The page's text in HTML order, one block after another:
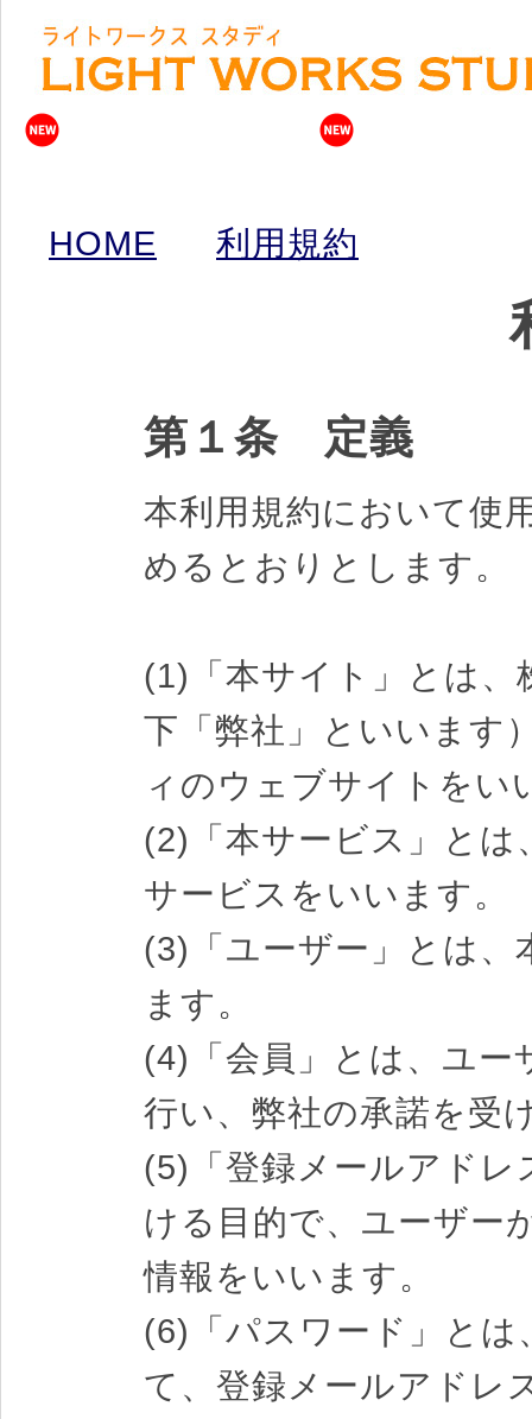
HOME 利用規約
第１条 定義
本利用規約において使
めるとおりとします。
(1)「本サイト」とは、
下「弊社」といいます
ィのウェブサイトをい
(2)「本サービス」と
サービスをいいます。
(3)「ユーザー」とは
ます。
(4)「会員」とは、ユー
行い、弊社の承諾を受
(5)「登録メールアドレ
ける目的で、ユーザー
情報をいいます。
(6)「パスワード」と
て、登録メールアドレ